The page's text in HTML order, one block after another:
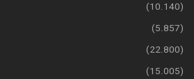
(10.140)
(5.857)
(22.800)
(15.005)